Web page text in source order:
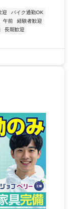
迎
バイク通勤OK
午前
経験者歓迎
長期歓迎